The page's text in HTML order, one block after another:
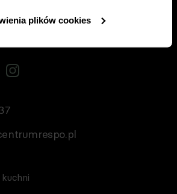
plików cookies